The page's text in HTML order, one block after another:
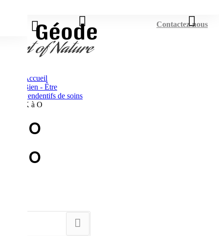
Contactez-nous
Accueil
Bien - Être
Pendentifs de soins
K à O
K à O
K à O